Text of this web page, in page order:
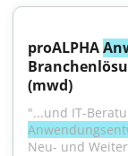
proALPHA
(mwd)
Neu- und